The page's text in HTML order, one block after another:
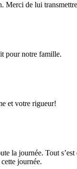
Merci de lui
pour notre famille.
et votre rigueur!
la journée. Tout
journée.